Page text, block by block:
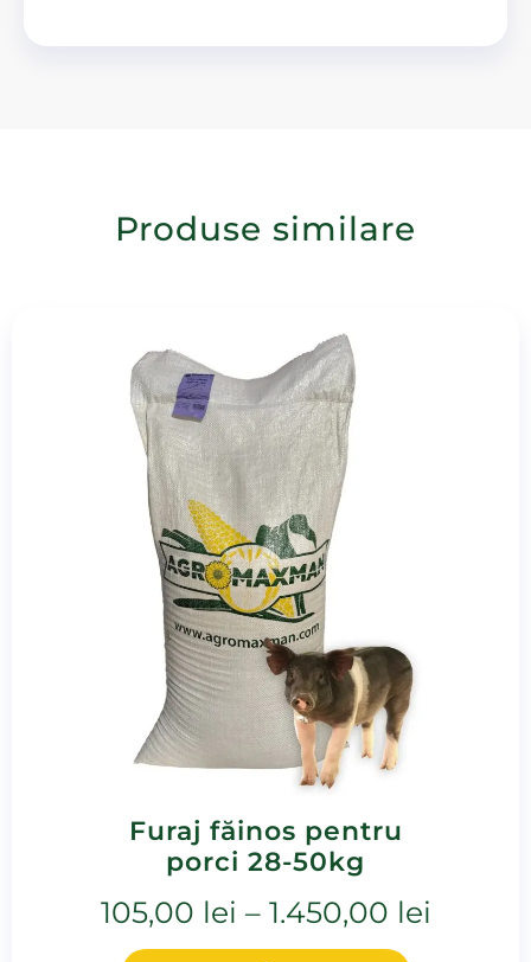
Produse similare
Furaj făinos pentru
porci 28-50kg
105,00 lei – 1.450,00 lei